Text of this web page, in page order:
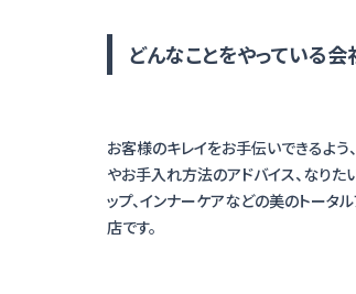
どんなことをやっている会
お客様のキレイをお手伝いできるよ
やお手入れ方法のアドバイス、なり
ップ、インナーケアなどの美のトータ